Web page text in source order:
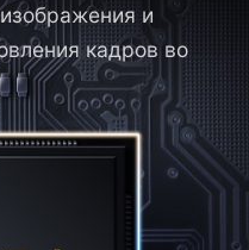
и
кадров во